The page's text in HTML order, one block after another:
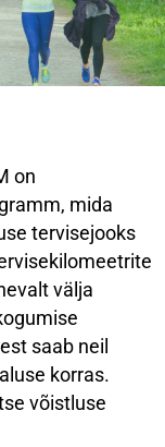
on
mida
tervisejooks
välja
saab neil
korras.
võistluse